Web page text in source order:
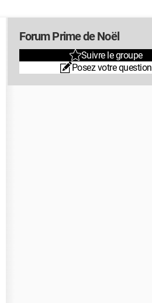
Forum Prime de Noël
Suivre le groupe
Posez votre question